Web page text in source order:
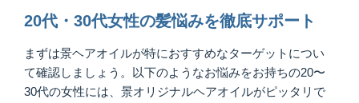
20代・30代女性の髪悩みを徹底サポート
まずは景ヘアオイルが特におすすめなターゲットについ
て確認しましょう。以下のようなお悩みをお持ちの20〜
30代の女性には、景オリジナルヘアオイルがピッタリで